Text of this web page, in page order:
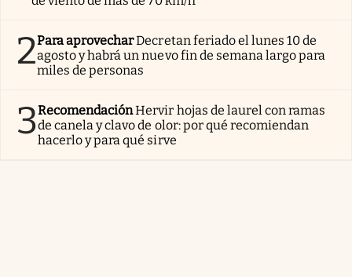
2Para aprovecharDecretan feriado el lunes 10 de
agosto y habrá un nuevo fin de semana largo para
miles de personas
3RecomendaciónHervir hojas de laurel con ramas
de canela y clavo de olor: por qué recomiendan
hacerlo y para qué sirve